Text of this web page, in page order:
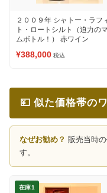
２００９年 シャトー・ラフ
ト・ロートシルト（迫力の
ムボトル！） 赤ワイン
¥388,000 税込
💴 似た価格帯の
なぜお勧め？ 販売当時
す。
在庫1